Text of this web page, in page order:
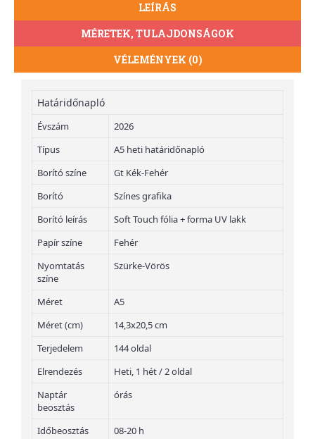
LEÍRÁS
MÉRETEK, TULAJDONSÁGOK
VÉLEMÉNYEK (0)
Határidőnapló
Évszám
2026
Típus
A5 heti határidőnapló
Borító színe
Gt Kék-Fehér
Borító
Színes grafika
Borító leírás
Soft Touch fólia + forma UV lakk
Papír színe
Fehér
Nyomtatás
színe
Szürke-Vörös
Méret
A5
Méret (cm)
14,3x20,5 cm
Terjedelem
144 oldal
Elrendezés
Heti, 1 hét / 2 oldal
Naptár
beosztás
órás
Időbeosztás
08-20 h